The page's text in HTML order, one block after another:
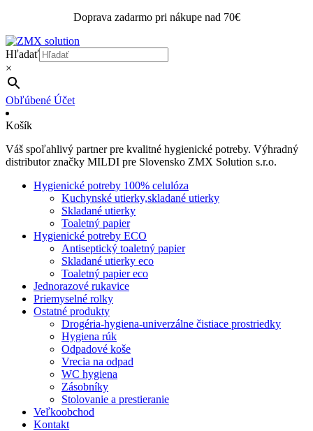
Doprava zadarmo pri nákupe nad 70€
Hľadať
×
Obľúbené Účet
Košík
Váš spoľahlivý partner pre kvalitné hygienické potreby. Výhradný
distributor značky MILDI pre Slovensko ZMX Solution s.r.o.
Hygienické potreby 100% celulóza
Kuchynské utierky,skladané utierky
Skladané utierky
Toaletný papier
Hygienické potreby ECO
Antiseptický toaletný papier
Skladané utierky eco
Toaletný papier eco
Jednorazové rukavice
Priemyselné rolky
Ostatné produkty
Drogéria-hygiena-univerzálne čistiace prostriedky
Hygiena rúk
Odpadové koše
Vrecia na odpad
WC hygiena
Zásobníky
Stolovanie a prestieranie
Veľkoobchod
Kontakt